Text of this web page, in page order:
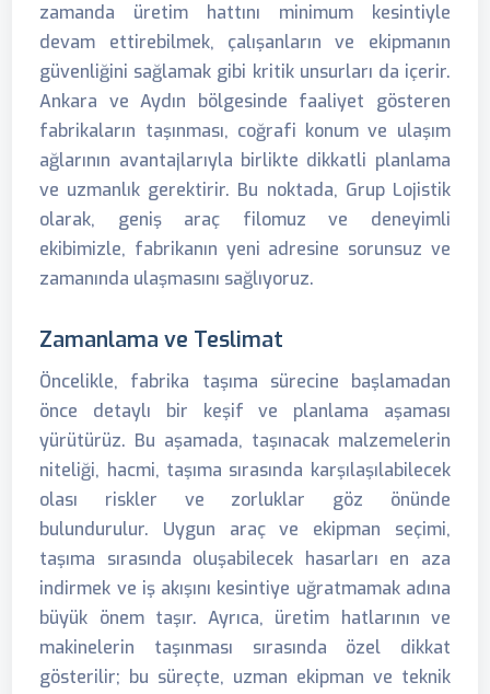
zamanda üretim hattını minimum kesintiyle
devam ettirebilmek, çalışanların ve ekipmanın
güvenliğini sağlamak gibi kritik unsurları da içerir.
Ankara ve Aydın bölgesinde faaliyet gösteren
fabrikaların taşınması, coğrafi konum ve ulaşım
ağlarının avantajlarıyla birlikte dikkatli planlama
ve uzmanlık gerektirir. Bu noktada, Grup Lojistik
olarak, geniş araç filomuz ve deneyimli
ekibimizle, fabrikanın yeni adresine sorunsuz ve
zamanında ulaşmasını sağlıyoruz.
Zamanlama ve Teslimat
Öncelikle, fabrika taşıma sürecine başlamadan
önce detaylı bir keşif ve planlama aşaması
yürütürüz. Bu aşamada, taşınacak malzemelerin
niteliği, hacmi, taşıma sırasında karşılaşılabilecek
olası riskler ve zorluklar göz önünde
bulundurulur. Uygun araç ve ekipman seçimi,
taşıma sırasında oluşabilecek hasarları en aza
indirmek ve iş akışını kesintiye uğratmamak adına
büyük önem taşır. Ayrıca, üretim hatlarının ve
makinelerin taşınması sırasında özel dikkat
gösterilir; bu süreçte, uzman ekipman ve teknik